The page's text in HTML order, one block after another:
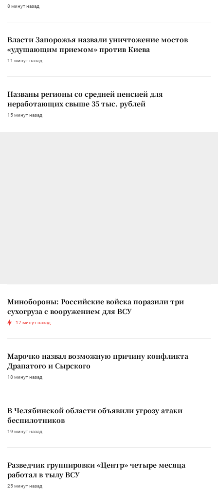
8 минут назад
Власти Запорожья назвали уничтожение мостов
«удушающим приемом» против Киева
11 минут назад
Названы регионы со средней пенсией для
неработающих свыше 35 тыс. рублей
15 минут назад
Минобороны: Российские войска поразили три
сухогруза с вооружением для ВСУ
17 минут назад
Марочко назвал возможную причину конфликта
Драпатого и Сырского
18 минут назад
В Челябинской области объявили угрозу атаки
беспилотников
19 минут назад
Разведчик группировки «Центр» четыре месяца
работал в тылу ВСУ
25 минут назад